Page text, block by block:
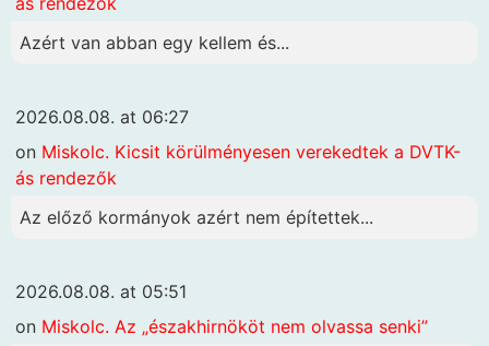
Azért van abban egy kellem és...
2026.08.08. at 06:27
on Miskolc. Kicsit körülményesen verekedtek a DVTK-
ás rendezők
Az előző kormányok azért nem építettek...
2026.08.08. at 05:51
on Miskolc. Az „északhirnököt nem olvassa senki”